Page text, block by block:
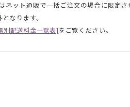
ット通販で一括ご注文の場合に限定さ
なります。
別配送料金一覧表] をご覧ください。